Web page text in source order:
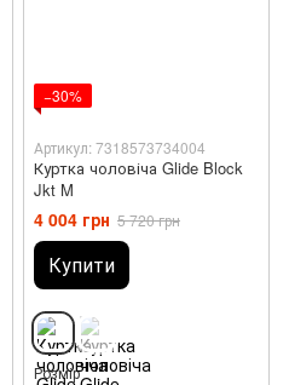
−30%
Артикул: 7318573734004
Куртка чоловіча Glide Block
Jkt M
4 004 грн 5 720 грн
Купити
Розмір